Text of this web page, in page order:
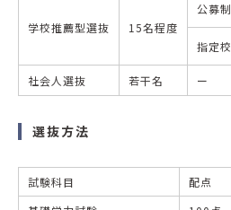
学校推薦型選抜 15名程度
公募制
指定校
社会人選抜 若干名 ー
選抜方法
試験科目 配点